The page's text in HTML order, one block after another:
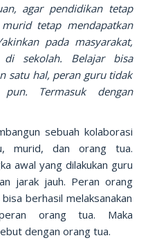
agar pendidikan tetap
tetap mendapatkan
pada masyarakat,
sekolah. Belajar bisa
satu hal, peran guru tidak
Termasuk dengan
sebuah kolaborasi
murid, dan orang tua.
awal yang dilakukan guru
jarak jauh. Peran orang
berhasil melaksanakan
orang tua. Maka
dengan orang tua.